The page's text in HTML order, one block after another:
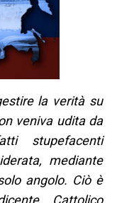
la verità su
veniva udita da
stupefacenti
mediante
angolo. Ciò è
Cattolico